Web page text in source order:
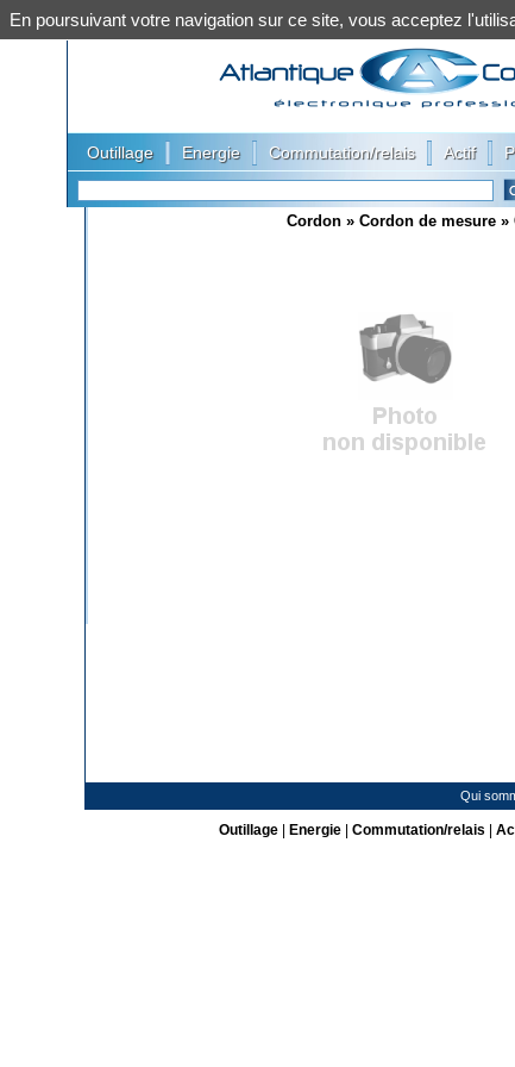
Outillage Energie Commutation/relais Actif
Cordon » Cordon de mesure »
Qui
Outillage| Energie| Commutation/relais
En poursuivant votre navigation sur ce site, vous acceptez